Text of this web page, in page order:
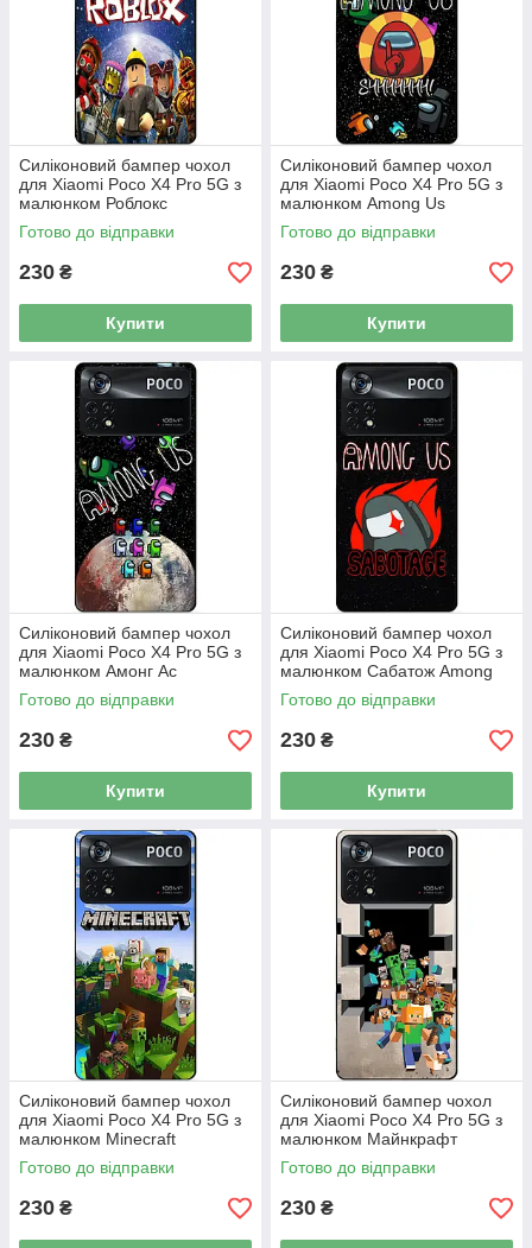
Силіконовий бампер чохол
для Xiaomi Poco X4 Pro 5G з
малюнком Роблокс
Готово до відправки
230 ₴
Купити
Силіконовий бампер чохол
для Xiaomi Poco X4 Pro 5G з
малюнком Among Us
Готово до відправки
230 ₴
Купити
Силіконовий бампер чохол
для Xiaomi Poco X4 Pro 5G з
малюнком Амонг Ас
Готово до відправки
230 ₴
Купити
Силіконовий бампер чохол
для Xiaomi Poco X4 Pro 5G з
малюнком Сабатож Among
Us
Готово до відправки
230 ₴
Купити
Силіконовий бампер чохол
для Xiaomi Poco X4 Pro 5G з
малюнком Minecraft
Готово до відправки
230 ₴
Силіконовий бампер чохол
для Xiaomi Poco X4 Pro 5G з
малюнком Майнкрафт
Готово до відправки
230 ₴